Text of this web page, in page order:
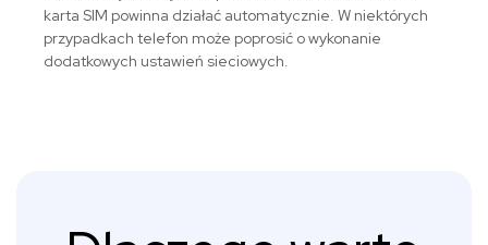
karta SIM powinna działać automatycznie. W niektórych
przypadkach telefon może poprosić o wykonanie
dodatkowych ustawień sieciowych.